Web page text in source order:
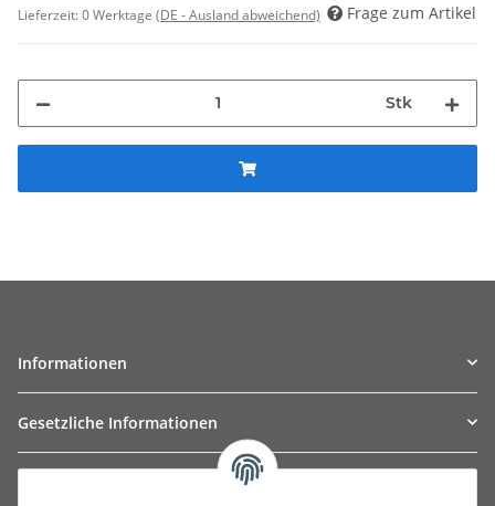
Lieferzeit:0 Werktage (DE - Ausland abweichend) Frage zum Artikel
Stk
Informationen
Gesetzliche Informationen